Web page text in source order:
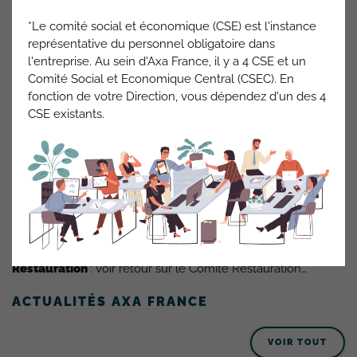
Les autres espaces du site
Auditorium: en août l’éclairagesera changé pour des leds.
Sanitaires B2: suite à des infiltrations les travaux
d’étanchéité sont terminés.
Sanitaires B3
: comme sur le B2, des travaux d’étanchéité
vont démarrer.
Restauration: voir retour sur le Comité Restauration…
ACTUALITÉS AXA FRANCE
VOIR TOUT
*Le comité social et économique (CSE) est l'instance
représentative du personnel obligatoire dans
l'entreprise. Au sein d'Axa France, il y a 4 CSE et un
Comité Social et Economique Central (CSEC). En
fonction de votre Direction, vous dépendez d'un des 4
CSE existants.